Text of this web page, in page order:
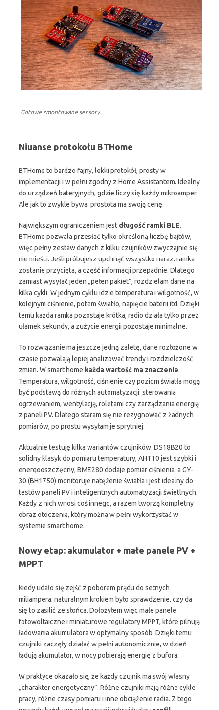
Gotowe zmontowane sensory.
Niuanse protokołu BTHome
BTHome to bardzo fajny, lekki protokół, prosty w
implementacji i w pełni zgodny z Home Assistantem. Idealny
do urządzeń bateryjnych, gdzie liczy się każdy mikroamper.
Ale jak to zwykle bywa, prostota ma swoją cenę.
Największym ograniczeniem jest długość ramki BLE.
BTHome pozwala przesłać tylko określoną liczbę bajtów,
więc pełny zestaw danych z kilku czujników zwyczajnie się
nie mieści. Jeśli próbujesz upchnąć wszystko naraz: ramka
zostanie przycięta, a część informacji przepadnie. Dlatego
zamiast wysyłać jeden „pełen pakiet”, rozdzielam dane na
kilka cykli. W jednym cyklu idzie temperatura i wilgotność, w
kolejnym ciśnienie, potem światło, napięcie baterii itd. Dzięki
temu każda ramka pozostaje krótka, radio działa tylko przez
ułamek sekundy, a zużycie energii pozostaje minimalne.
To rozwiązanie ma jeszcze jedną zaletę, dane rozłożone w
czasie pozwalają lepiej analizować trendy i rozdzielczość
zmian. W smart home każda wartość ma znaczenie.
Temperatura, wilgotność, ciśnienie czy poziom światła mogą
być podstawą do różnych automatyzacji: sterowania
ogrzewaniem, wentylacją, roletami czy zarządzania energią
z paneli PV. Dlatego staram się nie rezygnować z żadnych
pomiarów, po prostu wysyłam je sprytniej.
Aktualnie testuję kilka wariantów czujników. DS18B20 to
solidny klasyk do pomiaru temperatury, AHT10 jest szybki i
energooszczędny, BME280 dodaje pomiar ciśnienia, a GY-
30 (BH1750) monitoruje natężenie światła i jest idealny do
testów paneli PV i inteligentnych automatyzacji świetlnych.
Każdy z nich wnosi coś innego, a razem tworzą kompletny
obraz otoczenia, który można w pełni wykorzystać w
systemie smart home.
Nowy etap: akumulator + małe panele PV +
MPPT
Kiedy udało się zejść z poborem prądu do setnych
miliampera, naturalnym krokiem było sprawdzenie, czy da
się to zasilić ze słońca. Dołożyłem więc małe panele
fotowoltaiczne i miniaturowe regulatory MPPT, które pilnują
ładowania akumulatora w optymalny sposób. Dzięki temu
czujniki zaczęły działać w pełni autonomicznie, w dzień
ładują akumulator, w nocy pobierają energię z bufora.
W praktyce okazało się, że każdy czujnik ma swój własny
„charakter energetyczny”. Różne czujniki mają różne cykle
pracy, różne czasy pomiaru i inne obciążenie radia. Z tego